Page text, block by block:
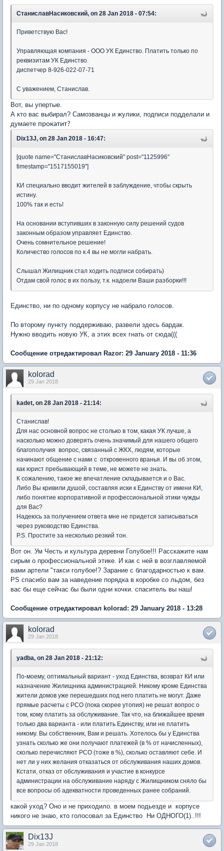
СтаниславНасиковский, on 28 Jan 2018 - 07:54:
Приветствую Вас!
Управляющая компания - ООО УК Единство. Платить только по
реквизитам УК Единство.
диспетчер 8-926-022-07-71
С уважением, Станислав.
Вот, вы упертые.
А кто вас выбирал? Самозванцы и жулики, подписи подделали и
думаете прокатит?
Dix13J, on 28 Jan 2018 - 16:47:
[quote name="СтаниславНасиковский" post="1125996"
timestamp="1517155019"]
КИ специально вводит жителей в заблуждение, чтобы скрыть
истину.
100% так и есть!
На основании вступивших в законную силу решений судов
законным образом управляет Единство.
Очень сомнительное решение!
Количество голосов по к.4 вы не могли набрать.
Слышал Жилищник стал ходить подписи собирать)
Отдам свой голос в их пользу, т.к. надоели Ваши разборки!!!
Единство, ни по одному корпусу не набрало голосов.
По второму пункту поддерживаю, развели здесь бардак.
Нужно вводить новую УК, а этих всех гнать от сюда(((
Сообщение отредактировал Razor: 29 January 2018 - 11:36
kolorad
29 Jan 2018
kadet, on 28 Jan 2018 - 21:14:
Станислав!
Для нас основной вопрос не столько в том, какая УК лучше, а
насколько можно доверять очень значимый для нашего общего
благополучия вопрос, связанный с ЖКХ, людям, которые
начинают общение с нами с откровенного вранья. И вы об этом,
как юрист пребывающий в теме, не можете не знать.
К сожалению, такое же впечатление складывается и о Вас.
Либо Вы кривили душой, составляя иски к Единству от имени КИ,
либо понятие корпоративной и профессиональной этики чужды
для Вас?
Надеюсь за получением ответа мне не придется записываться
через руководство Единства.
P.S. Простите за несколько резкий тон.
Вот он. Ум Честь и культура деревни Голубое!!! Расскажите нам
сирым о профессиональной этике. И как с ней в возглавляемой
вами артели "такси голубое!? Зарание с благодарностью к вам.
PS спасибо вам за наведение порядка в коробке со льдом, без
вас бы еще сейчас бы были одни кочки. спаситель вы наш!
Сообщение отредактировал kolorad: 29 January 2018 - 13:28
kolorad
29 Jan 2018
yadba, on 28 Jan 2018 - 21:12:
По-моему, оптимальный вариант - уход Единства, возврат КИ или
назначение Жилищника администрацией. Никому кроме Единства
жители домов уже перешедших под него платить не могут. Даже
прямые расчеты с РСО (пока скорее утопия) не решат вопрос о
том, кому платить за обслуживание. Так что, на ближайшее время
только два варианта - или платить Единству, или не платить
никому. Вы собственник, Вам и решать. Хотелось бы у Единства
узнать сколько же они получают платежей (в % от начисленных),
сколько перечисляют РСО (тоже в %), сколько оставляют себе. И
нет ли у них желания отказаться от обслуживания наших домов.
Кстати, отказ от обслуживания и участие в конкурсе
администрации на обслуживание наряду с Жилищником сняло бы
все вопросы об адекватности проведенных ранее собраний.
какой уход? Оно и не приходило. в моем подьезде и корпусе
никого не знаю, кто голосовал за Единство Ни ОДНОГО(1)..!!!
Dix13J
29 Jan 2018